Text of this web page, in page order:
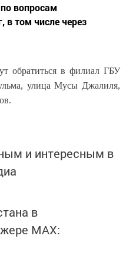
вопросам
в том числе через
обратиться в филиал ГБУ
улица Мусы Джалиля,
и интересным в
в
MАХ: